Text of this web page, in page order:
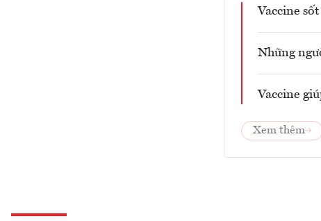
Vaccine
Những
Vaccine
Xem thêm